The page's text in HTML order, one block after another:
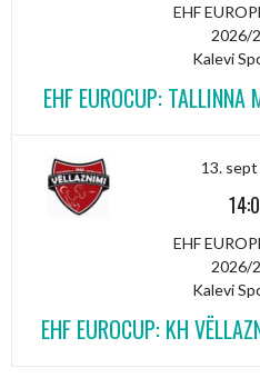
EHF
2026/
Kalevi
EHF EUROCUP:
13.
EHF
2026/
Kalevi
EHF EUROCUP: KH